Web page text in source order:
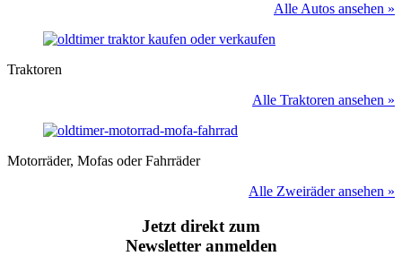
Alle Autos ansehen »
Traktoren
Alle Traktoren ansehen »
Motorräder, Mofas oder Fahrräder
Alle Zweiräder ansehen »
Jetzt direkt zum
Newsletter anmelden